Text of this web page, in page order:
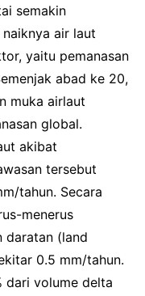
semakin
air laut
yaitu pemanasan
abad ke 20,
muka airlaut
global.
akibat
tersebut
tahun. Secara
menerus
daratan (land
0.5 mm/tahun.
dari volume delta